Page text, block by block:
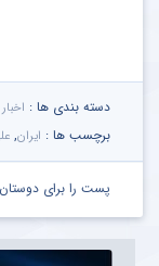
دسته بندی ها :
برچسب ها : ایران,
پست را برای